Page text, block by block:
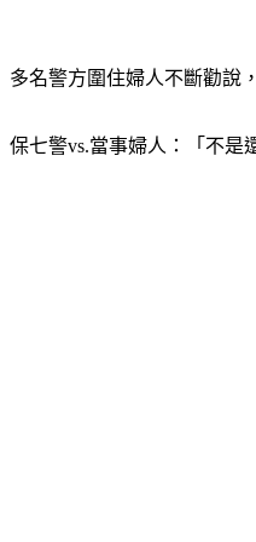
多名警方圍住婦人不斷勸說
保七警vs.當事婦人：「不是